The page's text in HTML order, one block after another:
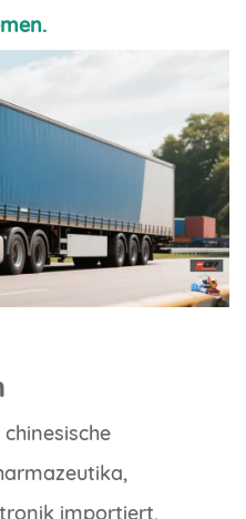
importiert,